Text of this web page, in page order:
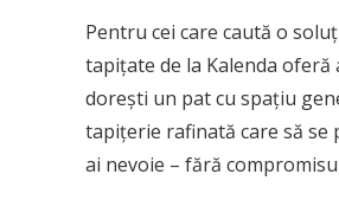
Pentru cei care caută o
tapițate de la Kalenda
dorești un pat cu spațiu
tapițerie rafinată care să se
ai nevoie – fără